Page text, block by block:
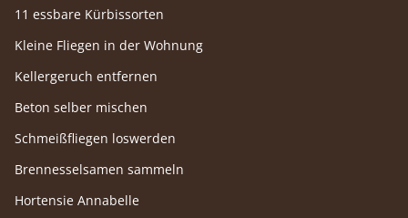
11 essbare Kürbissorten
Kleine Fliegen in der Wohnung
Kellergeruch entfernen
Beton selber mischen
Schmeißfliegen loswerden
Brennesselsamen sammeln
Hortensie Annabelle